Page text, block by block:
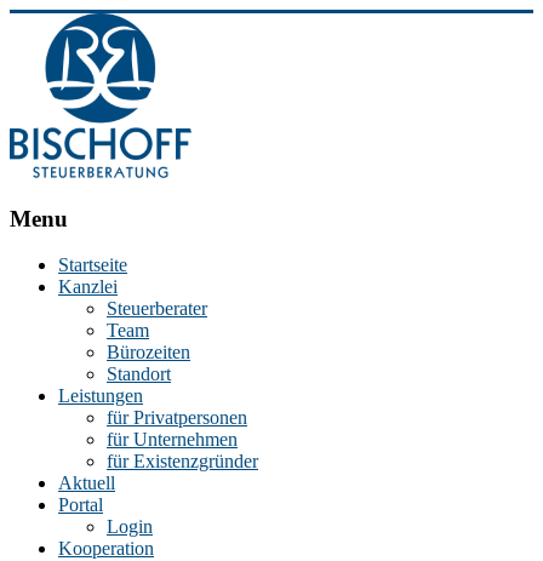
BISCHOFF
Stephan
Steuerberater
Essen
Menu
Startseite
Kanzlei
Steuerberater
Team
Bürozeiten
Standort
Leistungen
für Privatpersonen
für Unternehmen
für Existenzgründer
Aktuell
Portal
Login
Kooperation